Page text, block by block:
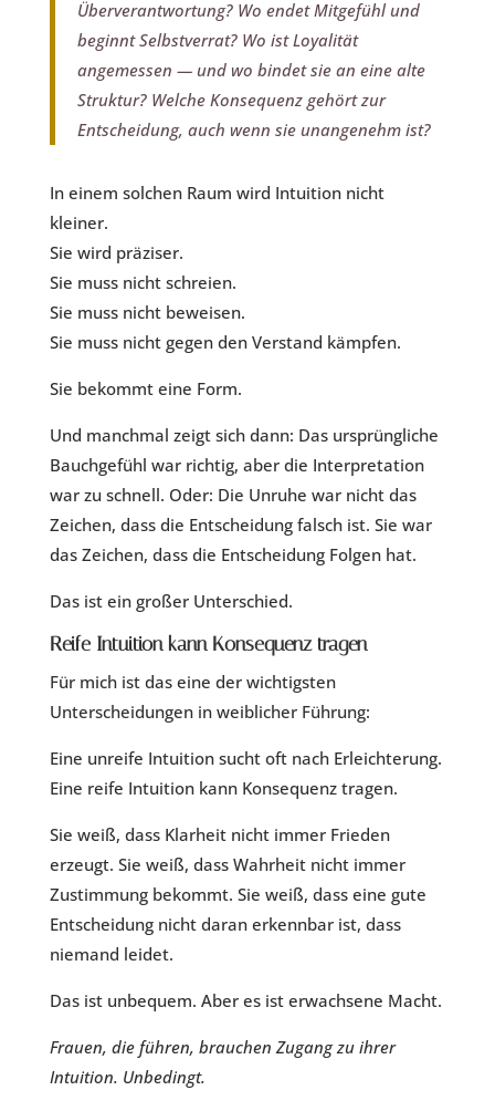
Überverantwortung? Wo endet Mitgefühl und
beginnt Selbstverrat? Wo ist Loyalität
angemessen — und wo bindet sie an eine alte
Struktur? Welche Konsequenz gehört zur
Entscheidung, auch wenn sie unangenehm ist?
In einem solchen Raum wird Intuition nicht
kleiner.
Sie wird präziser.
Sie muss nicht schreien.
Sie muss nicht beweisen.
Sie muss nicht gegen den Verstand kämpfen.
Sie bekommt eine Form.
Und manchmal zeigt sich dann: Das ursprüngliche
Bauchgefühl war richtig, aber die Interpretation
war zu schnell. Oder: Die Unruhe war nicht das
Zeichen, dass die Entscheidung falsch ist. Sie war
das Zeichen, dass die Entscheidung Folgen hat.
Das ist ein großer Unterschied.
Reife Intuition kann Konsequenz tragen
Für mich ist das eine der wichtigsten
Unterscheidungen in weiblicher Führung:
Eine unreife Intuition sucht oft nach Erleichterung.
Eine reife Intuition kann Konsequenz tragen.
Sie weiß, dass Klarheit nicht immer Frieden
erzeugt. Sie weiß, dass Wahrheit nicht immer
Zustimmung bekommt. Sie weiß, dass eine gute
Entscheidung nicht daran erkennbar ist, dass
niemand leidet.
Das ist unbequem. Aber es ist erwachsene Macht.
Frauen, die führen, brauchen Zugang zu ihrer
Intuition. Unbedingt.